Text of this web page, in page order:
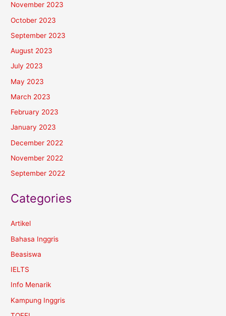
November 2023
October 2023
September 2023
August 2023
July 2023
May 2023
March 2023
February 2023
January 2023
December 2022
November 2022
September 2022
Categories
Artikel
Bahasa Inggris
Beasiswa
IELTS
Info Menarik
Kampung Inggris